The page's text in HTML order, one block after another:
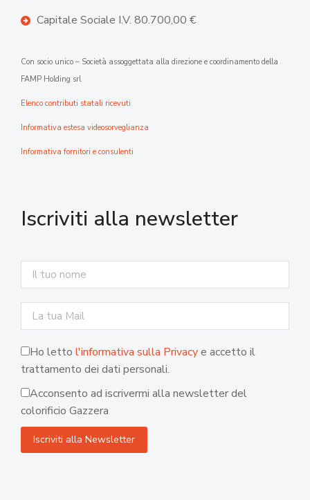
Capitale Sociale I.V. 80.700,00 €
Con socio unico – Società assoggettata alla direzione e coordinamento della
FAMP Holding srl
Elenco contributi statali ricevuti
Informativa estesa videosorveglianza
Informativa fornitori e consulenti
Iscriviti alla newsletter
Ho letto l'informativa sulla Privacye accetto il
trattamento dei dati personali.
Acconsento ad iscrivermi alla newsletter del
colorificio Gazzera